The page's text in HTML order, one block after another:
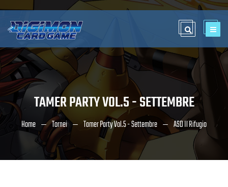
TAMER PARTY VOL.5 - SETTEMBRE
Home Tornei Tamer Party Vol.5 - Settembre ASD Il Rifugio